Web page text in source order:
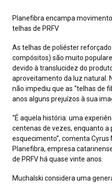
Planefibra encampa
telhas de PRFV
As telhas de poliéster
compósitos) são muito
devido à translucidez do
aproveitamento da luz natural.
não impediu que as “telhas de
anos alguns prejuízos à sua
“É aquela história: uma
centenas de vezes, enquanto a
esquecimento”, comenta
Planefibra, empresa
de PRFV há quase vinte anos.
Muchalski considera uma